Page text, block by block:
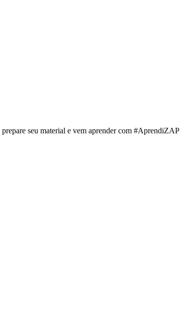
prepare seu material e vem aprender com #AprendiZAP